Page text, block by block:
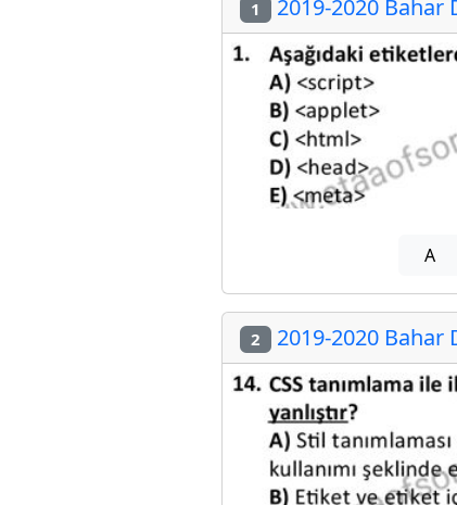
1 2019-2020 Bahar
A
2 2019-2020 Bahar